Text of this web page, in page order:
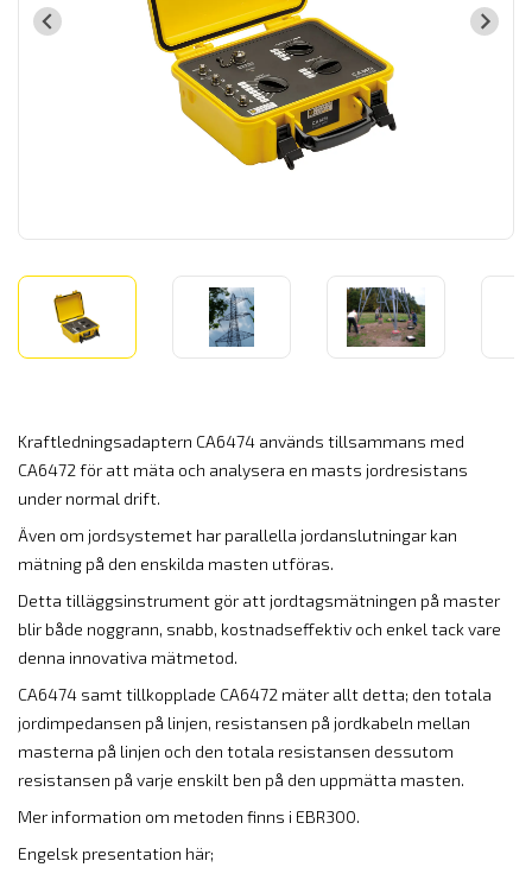
Kraftledningsadaptern CA6474 används tillsammans med
CA6472 för att mäta och analysera en masts jordresistans
under normal drift.
Även om jordsystemet har parallella jordanslutningar kan
mätning på den enskilda masten utföras.
Detta tilläggsinstrument gör att jordtagsmätningen på master
blir både noggrann, snabb, kostnadseffektiv och enkel tack vare
denna innovativa mätmetod.
CA6474 samt tillkopplade CA6472 mäter allt detta; den totala
jordimpedansen på linjen, resistansen på jordkabeln mellan
masterna på linjen och den totala resistansen dessutom
resistansen på varje enskilt ben på den uppmätta masten.
Mer information om metoden finns i EBR300.
Engelsk presentation här;